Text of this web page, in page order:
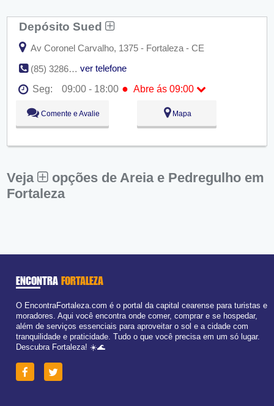
Depósito Sued
Av Coronel Carvalho, 1375 - Fortaleza - CE
(85) 3286-5348
ver telefone
Seg:
09:00 - 18:00 ● Abre ás 09:00
Seg:
Abre ás 09:00
Ter:
09:00 - 18:00
Qua:
09:00 - 18:00
Sex:
09:00 - 18:00
Dom:
Fechado
Comente e Avalie Mapa
Veja
opções de Areia e Pedregulho em
Fortaleza
ENCONTRA FORTALEZA
O EncontraFortaleza.com é o portal da capital cearense para turistas e
moradores. Aqui você encontra onde comer, comprar e se hospedar,
além de serviços essenciais para aproveitar o sol e a cidade com
tranquilidade e praticidade. Tudo o que você precisa em um só lugar.
Descubra Fortaleza! ☀️🌊